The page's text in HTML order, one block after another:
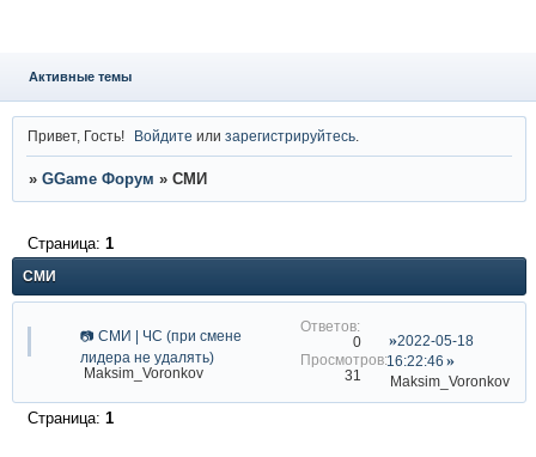
Активные темы
Привет, Гость! Войдите илизарегистрируйтесь
» GGame Форум » СМИ
СМИ
Страница: 1
📷 СМИ | ЧС (при смене
лидера не удалять)
Maksim_Voronkov
0
31
2022-05-18
16:22:46
Maksim_Voronkov
Страница: 1